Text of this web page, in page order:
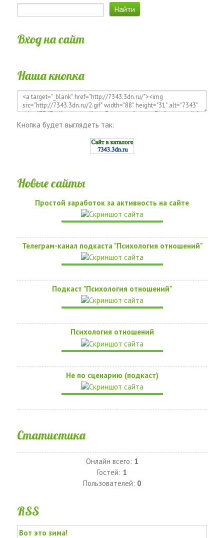
Вход на сайт
Наша кнопка
Кнопка будет выглядеть так:
Новые сайты
Простой заработок за активность на сайте
Телеграм-канал подкаста "Психология отношений"
Подкаст "Психология отношений"
Психология отношений
Не по сценарию (подкаст)
Статистика
Онлайн всего: 1
Гостей: 1
Пользователей: 0
RSS
Вот это зима!